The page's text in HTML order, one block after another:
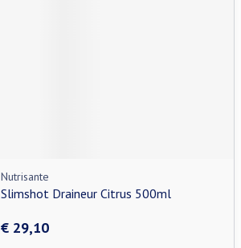
Nutrisante
Slimshot Draineur Citrus 500ml
€ 29,10